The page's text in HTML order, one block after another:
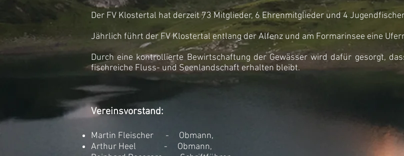
Der FV Klostertal hat derzeit 73 Mitglieder, 6 Ehrenmitglieder und 4
Jährlich führt der FV Klostertal entlang der Alfenz und am Formarinsee eine
Durch eine kontrollierte Bewirtschaftung der Gewässer wird dafür gesorgt,
fischreiche Fluss- und Seenlandschaft erhalten bleibt.
Vereinsvorstand:
Martin Fleischer - Obmann,
Arthur Heel - Obmann,